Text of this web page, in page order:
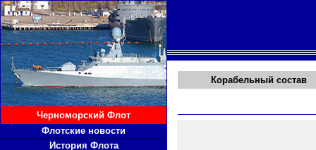
Черноморский Флот
Флотские новости
История Флота
Корабельный состав